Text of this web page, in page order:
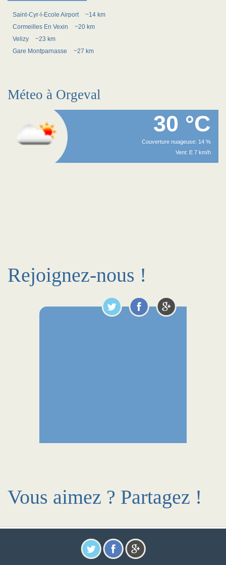
Saint-Cyr-l-Ecole Airport
~14 km
Cormeilles En Vexin
~20 km
Velizy
~23 km
Gare Montparnasse
~27 km
Méteo à Orgeval
30 °C
Couverture nuageuse: 14 %
Vent: E 7 km/h
Rejoignez-nous !
Vous aimez ? Partagez !